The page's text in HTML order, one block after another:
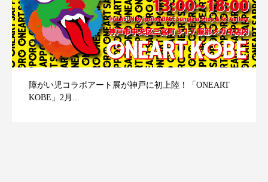
障がい児コラボアート展が神戸に初上陸！「ONEART
KOBE」2月...